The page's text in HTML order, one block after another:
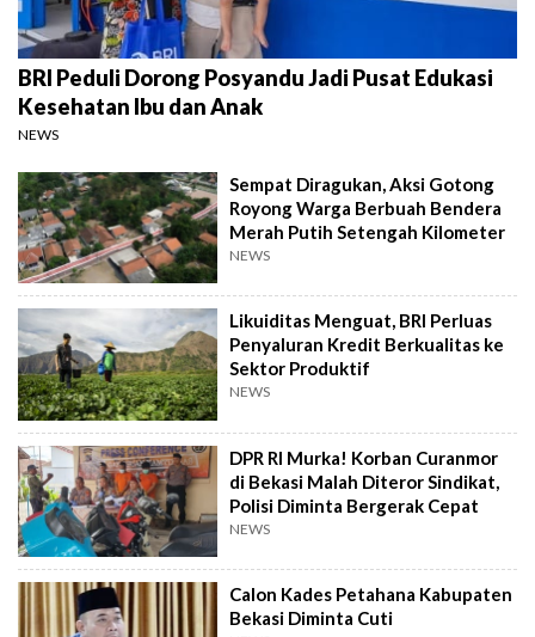
BRI Peduli Dorong Posyandu Jadi Pusat Edukasi
Kesehatan Ibu dan Anak
NEWS
Sempat Diragukan, Aksi Gotong
Royong Warga Berbuah Bendera
Merah Putih Setengah Kilometer
NEWS
Likuiditas Menguat, BRI Perluas
Penyaluran Kredit Berkualitas ke
Sektor Produktif
NEWS
DPR RI Murka! Korban Curanmor
di Bekasi Malah Diteror Sindikat,
Polisi Diminta Bergerak Cepat
NEWS
Calon Kades Petahana Kabupaten
Bekasi Diminta Cuti